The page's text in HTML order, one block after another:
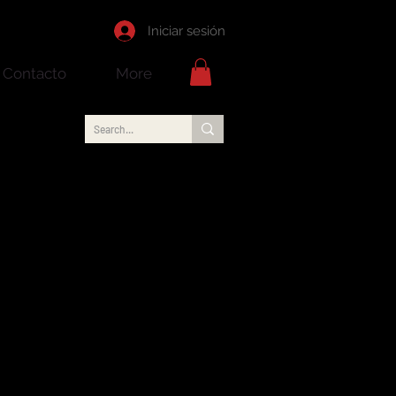
Iniciar sesión
Contacto More